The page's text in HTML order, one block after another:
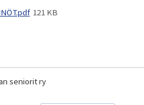
121 KB
seniorit ry